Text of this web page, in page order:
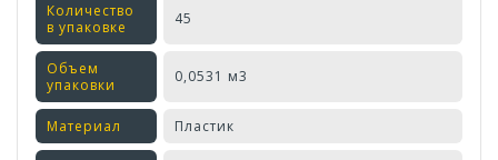
Количество
в упаковке
45
Объем
упаковки
0,0531 м3
Материал Пластик